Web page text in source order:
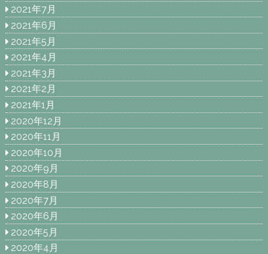
2021年7月
2021年6月
2021年5月
2021年4月
2021年3月
2021年2月
2021年1月
2020年12月
2020年11月
2020年10月
2020年9月
2020年8月
2020年7月
2020年6月
2020年5月
2020年4月